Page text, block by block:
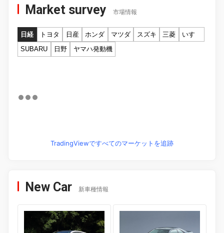
Market survey 市場情報
日経 トヨタ 日産 ホンダ マツダ スズキ 三菱
いすゞ
SUBARU
日野 ヤマハ発動機
TradingViewですべてのマーケットを追跡
New Car 新車種情報